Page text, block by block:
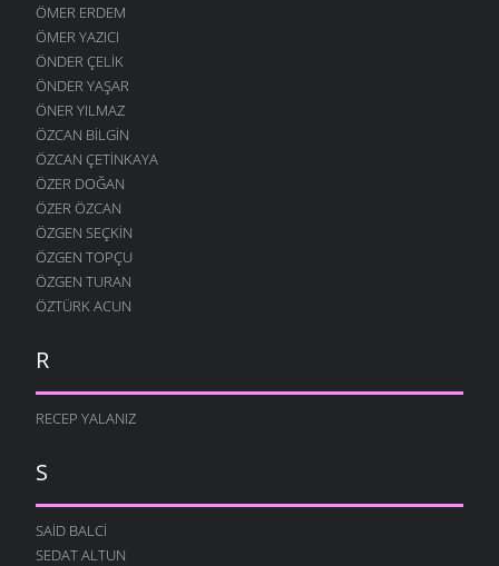
ÖMER ERDEM
ÖMER YAZICI
ÖNDER ÇELIK
ÖNDER YAŞAR
ÖNER YILMAZ
ÖZCAN BILGIN
ÖZCAN ÇETINKAYA
ÖZER DOĞAN
ÖZER ÖZCAN
ÖZGEN SEÇKIN
ÖZGEN TOPÇU
ÖZGEN TURAN
ÖZTÜRK ACUN
R
RECEP YALANIZ
S
SAID BALCI
SEDAT ALTUN